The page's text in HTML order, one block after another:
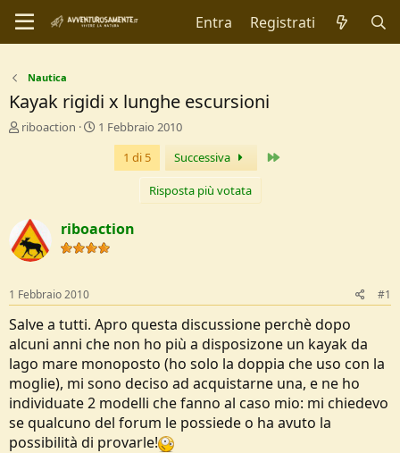
Entra Registrati
Nautica
Kayak rigidi x lunghe escursioni
C
r
e
D
s
c
u
s
s
i
o
n
riboaction
D
I
n
o
1 Febbraio 2010
1 di 5
Successiva
Risposta più votata
riboaction
1 Febbraio 2010 #1
Salve a tutti. Apro questa discussione perchè dopo
alcuni anni che non ho più a disposizone un kayak da
lago mare monoposto (ho solo la doppia che uso con la
moglie), mi sono deciso ad acquistarne una, e ne ho
individuate 2 modelli che fanno al caso mio: mi chiedevo
se qualcuno del forum le possiede o ha avuto la
possibilità di provarle!